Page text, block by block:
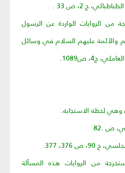
من الروايات الواردة عن الرسول
والأئمة عليهم السلام في وسائل
ج4، ص1089.
من الروايات هذه المسألة